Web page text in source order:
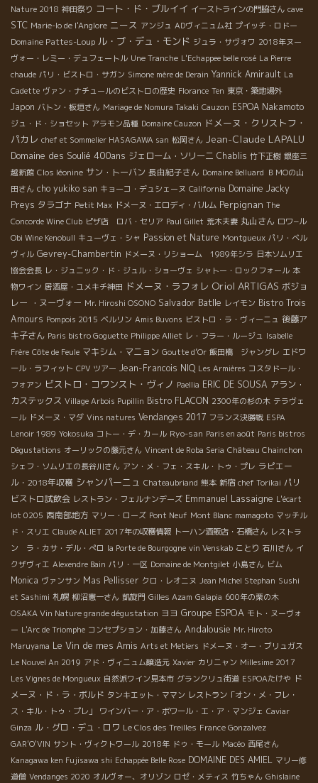
Nature 2018 神田祭り コート・ド・ブルイイ イーストラインの門脇さん cave
STC Marie-lo de l'Anglore ニース アンジュ ADヴィニュム社 プイッチ・ロドー
Domaine Pattes-Loup ル・ブ・デュ・モンド ジュラ・サヴォワ 2018年ヌー
ヴォー・レミー・デュフェートル Une Tranche L'Echappee belle rosé La Pierre
chaude パリ・ビストロ・サガン Simone mère de Derain Yannick Amirault La
Cadette ヴァン・ナチュールのビストロの歴史 Florance Ten 東京・築地場外
Japon バトン・板垣さん Mariage de Nomura Takaki Cauzon ESPOA Nakamoto
ジュ・ド・ショセット アラモン品種 Domaine Cauzon ドメーヌ・クリストフ・
パカレ chef et Sommelier HASAGAWA san 松岡さん Jean-Claude LAPALU
Domaine des Soulié 400ans ジェローム・ソリーニ Chablis 竹下正樹 銀座三
越新館 Clos léonine サン・トーバン 長由紀子さん Domaine Belluard ＢＭОの山
田さん cho yukiko san キョーコ・デュシェーヌ California Domaine Jacky
Preys タラゴナ Petit Max ドメーヌ・エロディ・バルム Perpignan The
Concorde Wine Club ピザ店 ロバ・セリア Paul Gillet 荒木夫妻 丸山さん ロワ−ル
Obi Wine Kenobull キューヴェ・シャ Passion et Nature Montgueux パリ・ベル
ヴィル Gevrey-Chambertin ドメーヌ・リショーム 1989年シラ 日本ソムリエ
協会会長 レ・ジュニック・ド・ジュル・ショーヴェ シャトー・ロックフォール 本
物ワイン 居酒屋・ユメキチ神田 ドメーヌ・ラフォレ Oriol ARTIGAS ボジョ
レー ・ヌーヴォー Mr. Hiroshi OSONO Salvador Batlle レイモン Bistro Trois
Amours Pompois 2015 ベルリン Amis Buvons ビストロ・ラ・ヴィーニュ 後藤ア
キ子さん Paris bistro Goguette Philippe Alliet レ・フラー・ルージュ Isabelle
Frère Côte de Feule マキシム・マニョン Goutte d’Or 飯田橋 ジャングレ エドワ
ール・ラフィット CPV ツアー Jean-Francois NIQ Les Armières コスタドール・
フォアン ビストロ・コワンスト・ヴィノ Paellia ERIC DE SOUSA アラン・
カステックス Village Arbois Pupillin Bistro FLACON 2300年の杉の木 テラヴェ
ール ドメーヌ・マダ Vins natures Vendanges 2017 フランス決勝戦 ESPA
Lenoir 1989 Yokosuka コトー・デ・カール Ryo-san Paris en août Paris bistros
Dégustations オーリックの藤元さん Vincent de Roba Seria Château Chainchon
シェフ・ソムリエの長谷川さん アン・メ・フェ・スキル・トゥ・プレ ラピエー
ル・2018年収穫 シャンパーニュ Chateaubriand 熊本 新宿 chef Torikai パリ
ビストロ試飲会 レストラン・フェルナンデーズ Emmanuel Lassaigne L'écart
lot 0205 西南部地方 マリー・ローズ Pont Neuf Mont Blanc mamagoto マッチル
ド・スリエ Claude ALIET 2017年の収穫情報 トーハン酒販店・石橋さん レストラ
ン ラ・カサ・デル・ぺロ la Porte de Bourgogne vin Venskab ことり 石川さん イ
クザヴィエ Alexendre Bain パリ・一区 Domaine de Montgilet 小島さん ビム
Monica ヴァンサン Mas Pellisser クロ・レオニヌ Jean Michel Stephan Sushi
et Sashimi 札幌 柳沼憲一さん 凱旋門 Gilles Azam Galapia 600年の栗の木
OSAKA Vin Nature grande dégustation ヨヨ Groupe ESPOA モト・ヌーヴォ
ー L'Arc de Triomphe コンセプション・加藤さん Andalousie Mr. Hiroto
Maruyama Le Vin de mes Amis Arts et Metiers ドメーヌ・オー・ブリュガス
Le Nouvel An 2019 アド・ヴィニュム醸造元 Xavier カリニャン Millesime 2017
Les Vignes de Mongueux 自然派ワイン見本市 グランクリュ街道 ESPOAたけや ド
メーヌ・ド・ラ・ボルド タンキエット・ママン レストラン「オン・メ・フレ・
ス・キル・トゥ・プレ」
ワインバー・ア・ボワール・エ・ア・マンジェ Caviar
Ginza ル・グロ・デュ・ロワ Le Clos des Treilles France Gonzalvez
GAR'O'VIN サント・ヴィクトワール 2018年 ドゥ・モール Macéo 西尾さん
Kanagawa ken Fujisawa shi Echappée Belle Rose DOMAINE DES AMIEL マリー修
道僧 Vendanges 2020 オルヴォー、オリゾン ロゼ・メティス 竹ちゃん Ghislaine